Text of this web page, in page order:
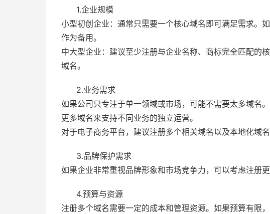
1.企业规模
小型初创企业：通常只需要一个核心域名即可满足需求。
作为备用。
中大型企业：建议至少注册与企业名称、商标完全匹配的
域名。
2.业务需求
如果公司只专注于单一领域或市场，可能不需要太多域名
更多域名来支持不同业务的独立运营。
对于电子商务平台，建议注册多个相关域名以及本地化域
3.品牌保护需求
如果企业非常重视品牌形象和市场竞争力，可以考虑注册
4.预算与资源
注册多个域名需要一定的成本和管理资源。如果预算有限